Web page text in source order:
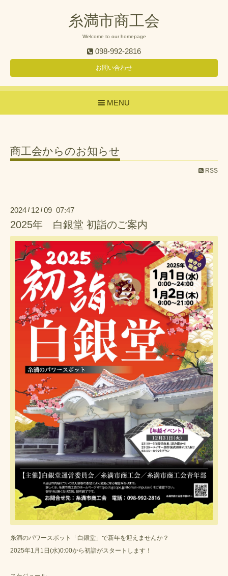
糸満市商工会
Welcome to our homepage
098-992-2816
お問い合わせ
MENU
商工会からのお知らせ
RSS
2024 / 12 / 09 07:47
2025年 白銀堂 初詣のご案内
糸満のパワースポット「白銀堂」で新年を迎えませんか？
2025年1月1日(水)0:00から初詣がスタートします！